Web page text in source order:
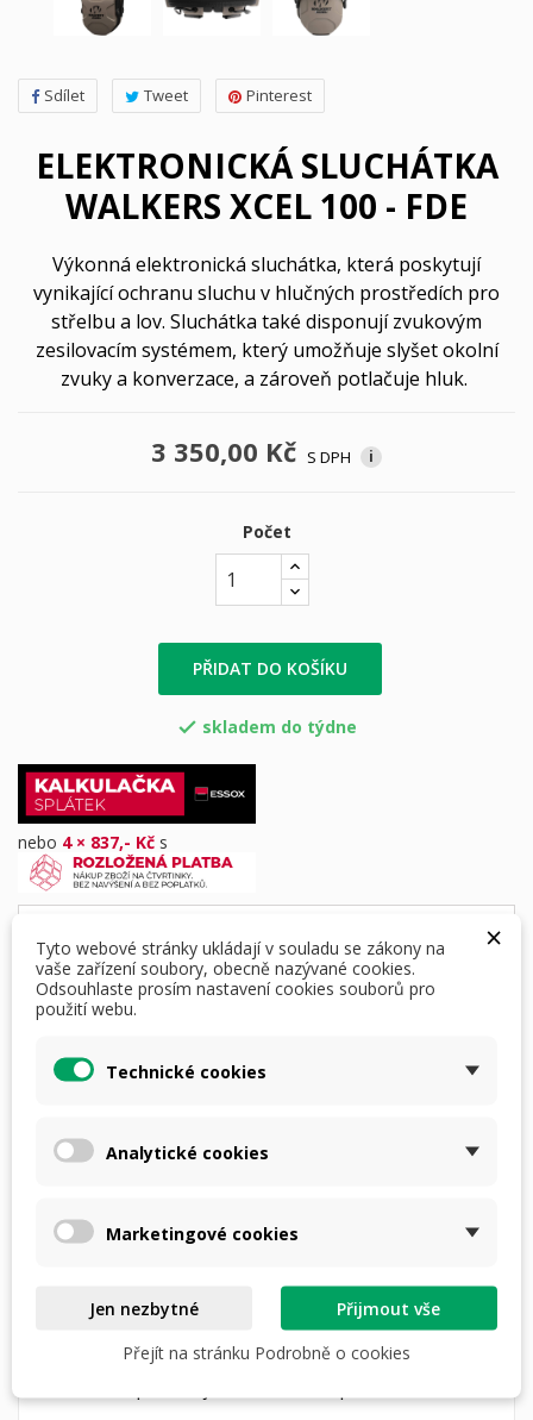
Sdílet Tweet Pinterest
ELEKTRONICKÁ SLUCHÁTKA
WALKERS XCEL 100 - FDE
Výkonná elektronická sluchátka, která poskytují
vynikající ochranu sluchu v hlučných prostředích pro
střelbu a lov. Sluchátka také disponují zvukovým
zesilovacím systémem, který umožňuje slyšet okolní
zvuky a konverzace, a zároveň potlačuje hluk.
3 350,00 Kč S DPH i
Počet
PŘIDAT DO KOŠÍKU
 skladem do týdne
nebo 4 × 837,- Kč s
POPIS
WALKER'S
navržená pro střelbu a lov. Sluchátka tlumí hluk
až o 26 decibelů, což poskytuje vynikající ochranu
zejména při střelbě. Zařízení také
disponuje zvukovým zesilovacím systémem,
který umožňuje slyšet okolní zvuky i konverzaci
×
Tyto webové stránky ukládají v souladu se zákony na
vaše zařízení soubory, obecně nazývané cookies.
Odsouhlaste prosím nastavení cookies souborů pro
použití webu.
Technické cookies
Analytické cookies
Marketingové cookies
Jen nezbytné
Přijmout vše
Přejít na stránku Podrobně o cookies